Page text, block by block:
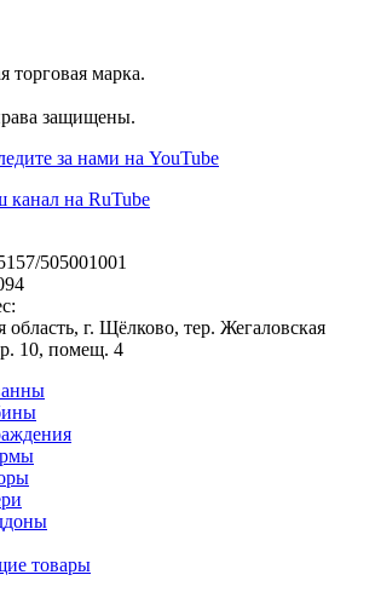
торговая марка.
защищены.
за нами на YouTube
канал на RuTube
505001001
область, г. Щёлково, тер. Жегаловская
10, помещ. 4
товары